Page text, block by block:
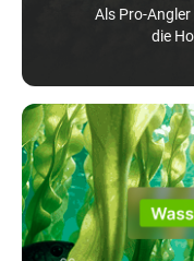
Als Pro-
die